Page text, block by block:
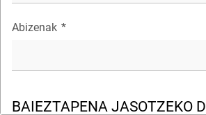
Abizenak *
BAIEZTAPENA JASOTZEKO